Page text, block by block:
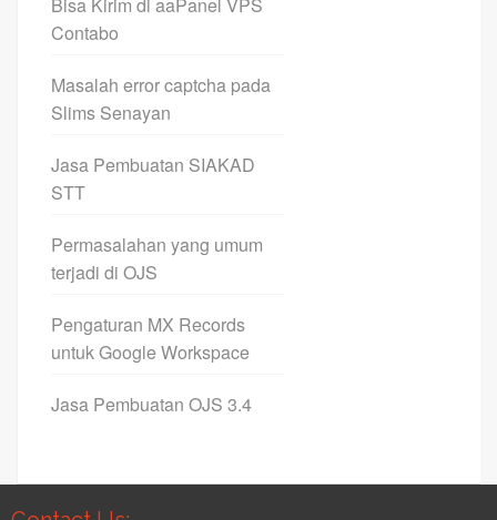
Contabo
Masalah error captcha pada
Slims Senayan
Jasa Pembuatan SIAKAD
STT
Permasalahan yang umum
terjadi di OJS
Pengaturan MX Records
untuk Google Workspace
Jasa Pembuatan OJS 3.4